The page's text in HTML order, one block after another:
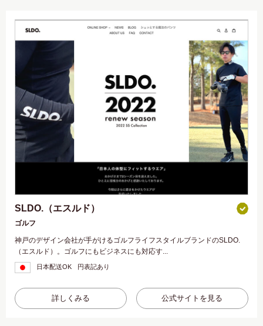
SLDO.（エスルド）
ゴルフ
神戸のデザイン会社が手がけるゴルフライフスタイルブランドのSLDO.
（エスルド）。ゴルフにもビジネスにも対応す...
日本配送OK 円表記あり
詳しくみる 公式サイトを見る